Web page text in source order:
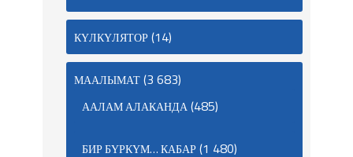
КҮЛКҮЛЯТОР(14)
МААЛЫМАТ(3 683)
ААЛАМ АЛАКАНДА(485)
БИР БҮРКҮМ… КАБАР(1 480)